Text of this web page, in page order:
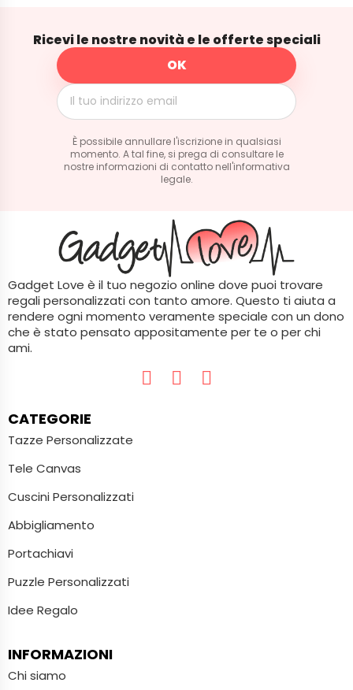
Ricevi le nostre novità e le offerte speciali
È possibile annullare l'iscrizione in qualsiasi
momento. A tal fine, si prega di consultare le
nostre informazioni di contatto nell'informativa
legale.
Gadget Love è il tuo negozio online dove puoi trovare
regali personalizzati con tanto amore. Questo ti aiuta a
rendere ogni momento veramente speciale con un dono
che è stato pensato appositamente per te o per chi
ami.
CATEGORIE
Tazze Personalizzate
Tele Canvas
Cuscini Personalizzati
Abbigliamento
Portachiavi
Puzzle Personalizzati
Idee Regalo
INFORMAZIONI
Chi siamo